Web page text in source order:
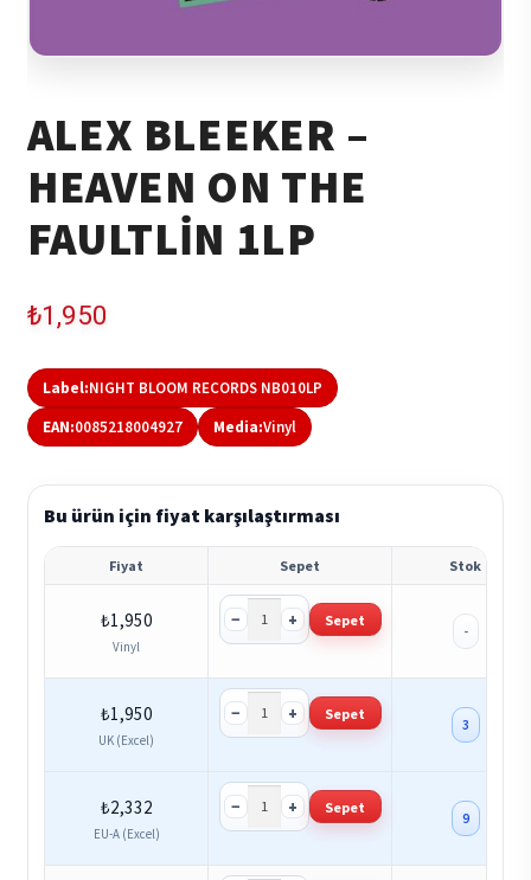
ALEX BLEEKER –
HEAVEN ON THE
FAULTLIN 1LP
₺1,950
Label:NIGHT BLOOM RECORDS NB010LP
EAN:0085218004927 Media:Vinyl
Bu ürün için fiyat karşılaştırması
Fiyat Sepet Stok
₺1,950
Vinyl
− + Sepet
-
₺1,950
UK (Excel)
− + Sepet
3
₺2,332
EU-A (Excel)
− + Sepet
9